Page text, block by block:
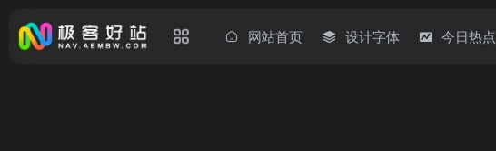
网站首页 设计字体 今日热点